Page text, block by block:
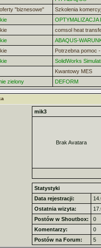
"biznesowe"
Szkolenia
OPTYMALIZACJA
comsol heat
ABAQUS-
Potrzebna pomoc
SolidWorks
Kwantowy MES
zielony
DEFORM
mik3
Brak Avatara
Statystyki
Data rejestracji:
Ostatnia wizyta:
Postów w Shoutbox:
0
Komentarzy:
0
Postów na Forum:
5